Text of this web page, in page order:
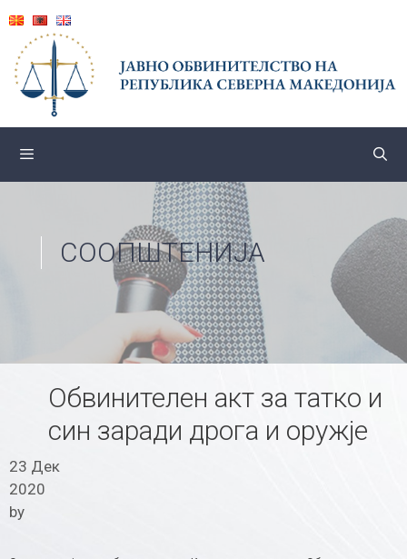
content
СООПШТЕНИЈА
Обвинителен акт за татко и
син заради дрога и оружје
23 Дек
2020
by